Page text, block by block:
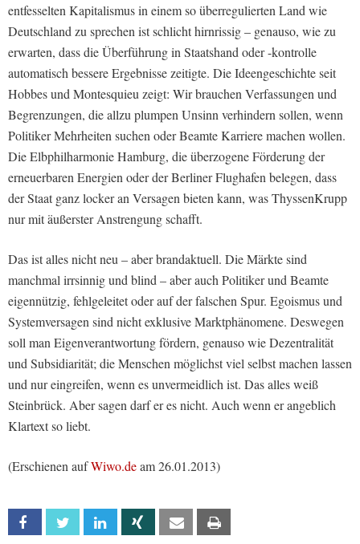
entfesselten Kapitalismus in einem so überregulierten Land wie
Deutschland zu sprechen ist schlicht hirnrissig – genauso, wie zu
erwarten, dass die Überführung in Staatshand oder -kontrolle
automatisch bessere Ergebnisse zeitigte. Die Ideengeschichte seit
Hobbes und Montesquieu zeigt: Wir brauchen Verfassungen und
Begrenzungen, die allzu plumpen Unsinn verhindern sollen, wenn
Politiker Mehrheiten suchen oder Beamte Karriere machen wollen.
Die Elbphilharmonie Hamburg, die überzogene Förderung der
erneuerbaren Energien oder der Berliner Flughafen belegen, dass
der Staat ganz locker an Versagen bieten kann, was ThyssenKrupp
nur mit äußerster Anstrengung schafft.
Das ist alles nicht neu – aber brandaktuell. Die Märkte sind
manchmal irrsinnig und blind – aber auch Politiker und Beamte
eigennützig, fehlgeleitet oder auf der falschen Spur. Egoismus und
Systemversagen sind nicht exklusive Marktphänomene. Deswegen
soll man Eigenverantwortung fördern, genauso wie Dezentralität
und Subsidiarität; die Menschen möglichst viel selbst machen lassen
und nur eingreifen, wenn es unvermeidlich ist. Das alles weiß
Steinbrück. Aber sagen darf er es nicht. Auch wenn er angeblich
Klartext so liebt.
(Erschienen aufWiwo.deam 26.01.2013)
Facebook Twitter Linkedin Xing Email